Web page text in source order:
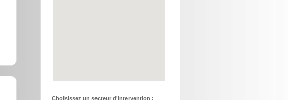
Choisissez un secteur d'intervention :